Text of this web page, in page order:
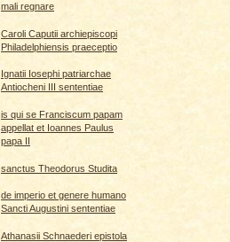
mali regnare
Caroli Caputii archiepiscopi
Philadelphiensis praeceptio
Ignatii Iosephi patriarchae
Antiocheni III sententiae
is qui se Franciscum papam
appellat et Ioannes Paulus
papa II
sanctus Theodorus Studita
de imperio et genere humano
Sancti Augustini sententiae
Athanasii Schnaederi epistola